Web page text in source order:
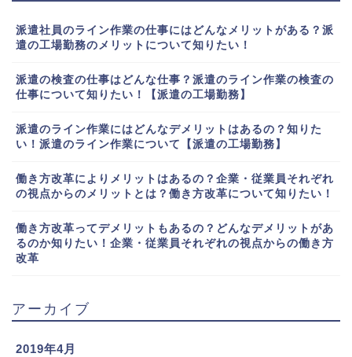
派遣社員のライン作業の仕事にはどんなメリットがある？派
遣の工場勤務のメリットについて知りたい！
派遣の検査の仕事はどんな仕事？派遣のライン作業の検査の
仕事について知りたい！【派遣の工場勤務】
派遣のライン作業にはどんなデメリットはあるの？知りた
い！派遣のライン作業について【派遣の工場勤務】
働き方改革によりメリットはあるの？企業・従業員それぞれ
の視点からのメリットとは？働き方改革について知りたい！
働き方改革ってデメリットもあるの？どんなデメリットがあ
るのか知りたい！企業・従業員それぞれの視点からの働き方
改革
アーカイブ
2019年4月